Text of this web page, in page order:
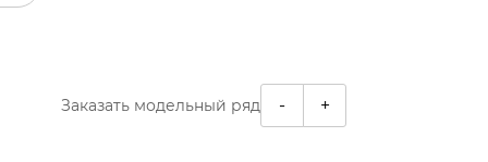
Заказать модельный ряд - +